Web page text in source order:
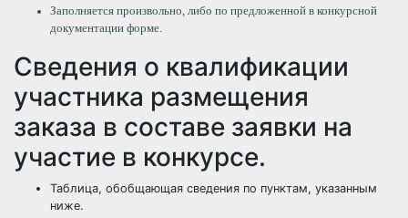
Заполняется произвольно, либо по предложенной в конкурсной
документации форме.
Сведения о квалификации
участника размещения
заказа в составе заявки на
участие в конкурсе.
Таблица, обобщающая сведения по пунктам, указанным
ниже.